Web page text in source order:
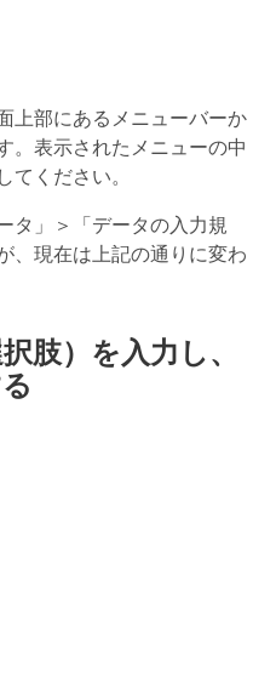
上部にあるメニューバーか
。表示されたメニューの中
ください。
タ」＞「データの入力規
、現在は上記の通りに変わ
肢）を入力し、